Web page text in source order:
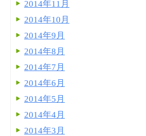
2014年11月
2014年10月
2014年9月
2014年8月
2014年7月
2014年6月
2014年5月
2014年4月
2014年3月